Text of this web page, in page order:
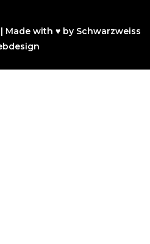
with ♥ by Schwarzweiss